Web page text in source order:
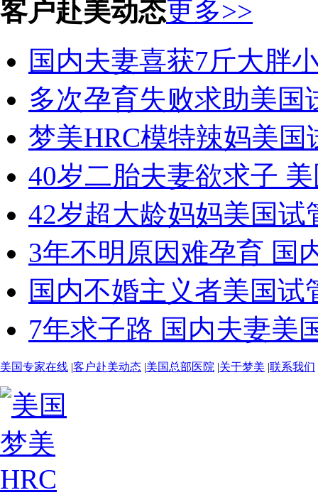
客户赴美动态更多>>
国内夫妻喜获7斤大胖
多次孕育失败求助美国
梦美HRC模特辣妈美
40岁二胎夫妻欲求子
42岁超大龄妈妈美国
3年不明原因难孕育 国
国内不婚主义者美国
7年求子路 国内夫妻美
美国专家在线 |客户赴美动态 |美国总部医院 |关于梦美 |联系我们